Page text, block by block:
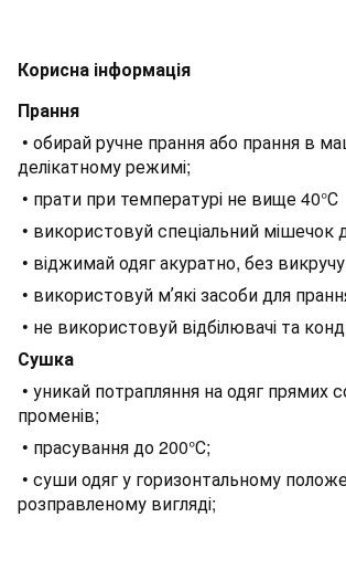
Корисна інформація
Прання
• обирай ручне прання або прання в
делікатному режимі;
• прати при температурі не вище 40°С
• використовуй спеціальний мішечок
• віджимай одяг акуратно, без
• використовуй мʼякі засоби для
• не використовуй відбілювачі та
Сушка
• уникай потрапляння на одяг прямих
променів;
• прасування до 200°С;
• суши одяг у горизонтальному
розправленому вигляді;